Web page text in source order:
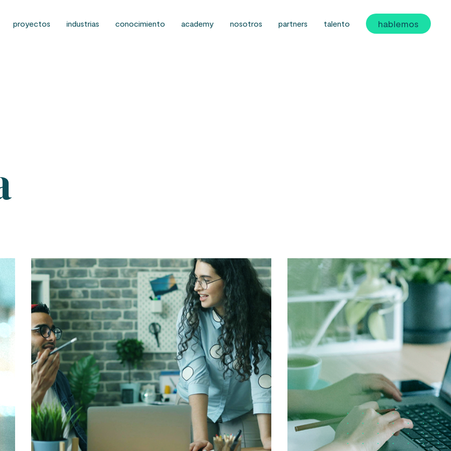
proyectos industrias conocimiento academy nosotros partners talento hablemos